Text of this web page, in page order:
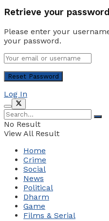
Retrieve your password
Please enter your
your password.
Log In
No Result
View All Result
Home
Crime
Social
News
Political
Dharm
Game
Films & Serial